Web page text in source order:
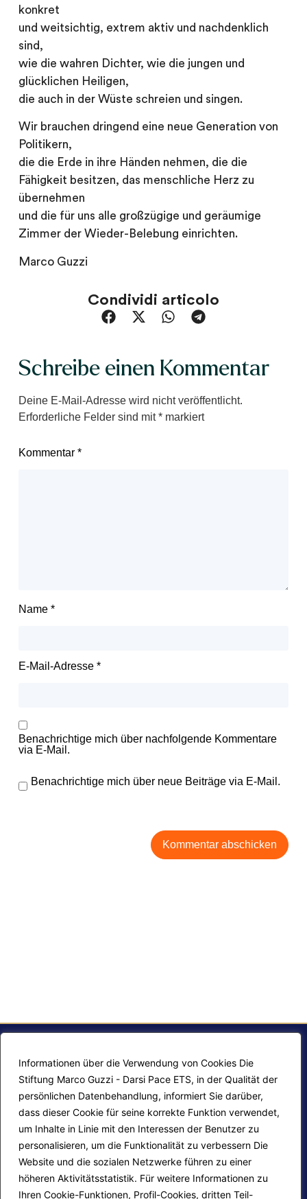
Informationen über die Verwendung von Cookies Die
Stiftung Marco Guzzi - Darsi Pace ETS, in der Qualität der
persönlichen Datenbehandlung, informiert Sie darüber,
dass dieser Cookie für seine korrekte Funktion verwendet,
um Inhalte in Linie mit den Interessen der Benutzer zu
personalisieren, um die Funktionalität zu verbessern Die
Website und die sozialen Netzwerke führen zu einer
höheren Aktivitätsstatistik. Für weitere Informationen zu
Ihren Cookie-Funktionen, Profil-Cookies, dritten Teil-
konkret
und weitsichtig, extrem aktiv und nachdenklich
sind,
wie die wahren Dichter, wie die jungen und
glücklichen Heiligen,
die auch in der Wüste schreien und singen.
Wir brauchen dringend eine neue Generation von
Politikern,
die die Erde in ihre Händen nehmen, die die
Fähigkeit besitzen, das menschliche Herz zu
übernehmen
und die für uns alle großzügige und geräumige
Zimmer der Wieder-Belebung einrichten.
Marco Guzzi
Condividi articolo
Schreibe einen Kommentar
Deine E-Mail-Adresse wird nicht veröffentlicht.
Erforderliche Felder sind mit*markiert
Kommentar *
Name *
E-Mail-Adresse *
Benachrichtige mich über nachfolgende Kommentare
via E-Mail.
Benachrichtige mich über neue Beiträge via E-Mail.
F.A.Q.
Mappa del sito Calendario corsi